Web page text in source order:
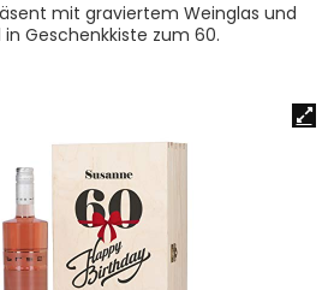
mit graviertem Weinglas und
in Geschenkkiste zum 60.